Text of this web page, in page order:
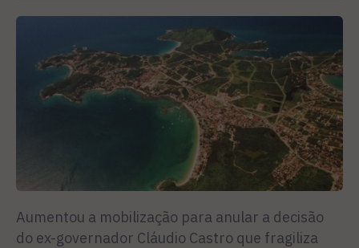
Aumentou a mobilização para anular a decisão
do ex-governador Cláudio Castro que fragiliza